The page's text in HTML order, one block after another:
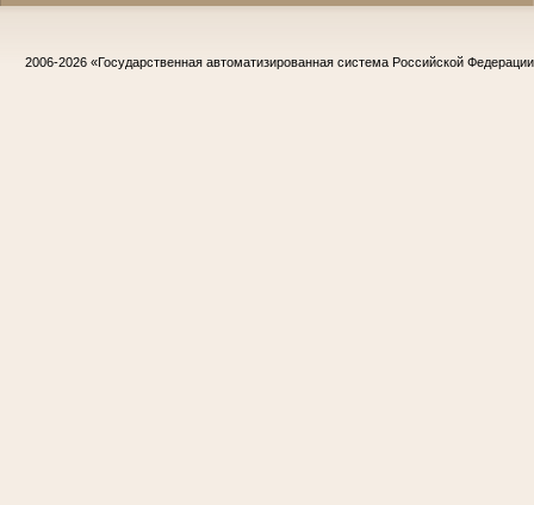
2006-2026 «Государственная автоматизированная система Российской